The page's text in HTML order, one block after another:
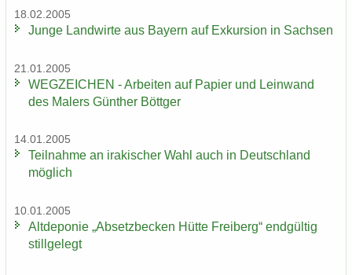
18.02.2005
Junge Land­wir­te aus Bay­ern auf Ex­kur­si­on in Sach­sen
21.01.2005
WEG­ZEI­CHEN - Ar­bei­ten auf Pa­pier und Lein­wand
des Ma­lers Gün­ther Bött­ger
14.01.2005
Teil­nah­me an ira­ki­scher Wahl auch in Deutsch­land
mög­lich
10.01.2005
Alt­de­po­nie „Ab­setz­be­cken Hütte Frei­berg“ end­gül­tig
still­ge­legt